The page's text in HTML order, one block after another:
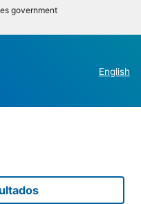
government
English